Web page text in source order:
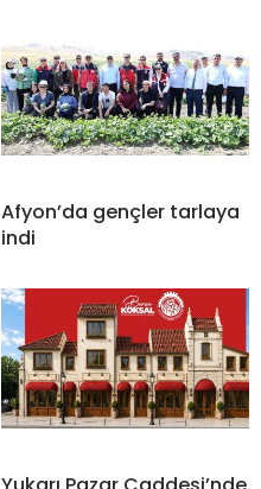
Afyon’da gençler tarlaya
indi